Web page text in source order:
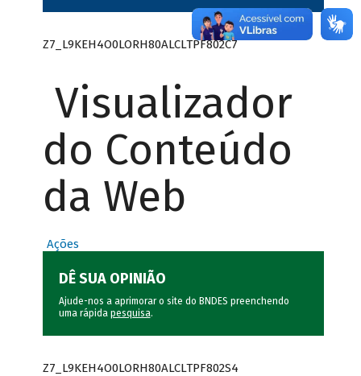
Z7_L9KEH4O0LORH80ALCLTPF802C7
Visualizador
do Conteúdo
da Web
Ações
DÊ SUA OPINIÃO
Ajude-nos a aprimorar o site do BNDES preenchendo
uma rápida pesquisa.
Z7_L9KEH4O0LORH80ALCLTPF802S4